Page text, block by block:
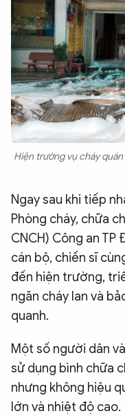
Hiện trường vụ cháy quán
Ngay sau khi tiếp
Phòng cháy, chữa
CNCH) Công an
cán bộ, chiến sĩ
đến hiện trường,
ngăn cháy lan và
quanh.
Một số người dân
sử dụng bình chữa
nhưng không hiệu
lớn và nhiệt độ cao.